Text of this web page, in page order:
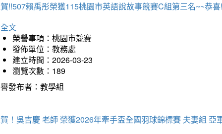
!!507賴禹彤榮獲115桃園市英語說故事競賽C組第三名~~恭喜
文
榮譽事項：桃園市競賽
發佈單位：教務處
建立時間：2026-03-23
瀏覽次數：189
發布者：教學組
！吳吉慶 老師 榮獲2026年牽手盃全國羽球錦標賽 夫妻組 亞